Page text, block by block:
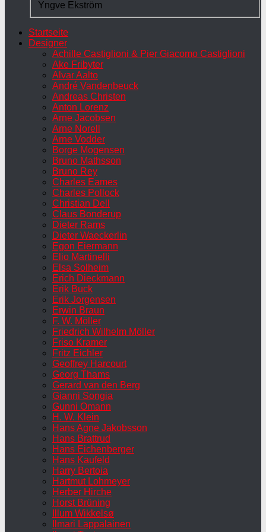
Yngve Ekström
Startseite
Designer
Achille Castiglioni & Pier Giacomo Castiglioni
Ake Fribyter
Alvar Aalto
André Vandenbeuck
Andreas Christen
Anton Lorenz
Arne Jacobsen
Arne Norell
Arne Vodder
Borge Mogensen
Bruno Mathsson
Bruno Rey
Charles Eames
Charles Pollock
Christian Dell
Claus Bonderup
Dieter Rams
Dieter Waeckerlin
Egon Eiermann
Elio Martinelli
Elsa Solheim
Erich Dieckmann
Erik Buck
Erik Jorgensen
Erwin Braun
F. W. Möller
Friedrich Wilhelm Möller
Friso Kramer
Fritz Eichler
Geoffrey Harcourt
Georg Thams
Gerard van den Berg
Gianni Songia
Gunni Omann
H. W. Klein
Hans Agne Jakobsson
Hans Brattrud
Hans Eichenberger
Hans Kaufeld
Harry Bertoia
Hartmut Lohmeyer
Herber Hirche
Horst Brüning
Illum Wikkelsø
Ilmari Lappalainen